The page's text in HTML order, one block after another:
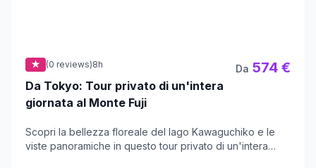
★ (0 reviews)8h
Da Tokyo: Tour privato di un'intera
giornata al Monte Fuji
Da 574 €
Scopri la bellezza floreale del lago Kawaguchiko e le
viste panoramiche in questo tour privato di un'intera